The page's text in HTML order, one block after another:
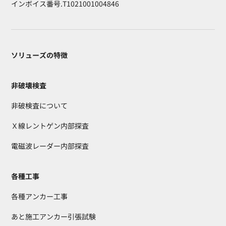
インボイス番号.T1021001004846
ソリューズの特徴
非破壊検査
非破検査について
Ｘ線レントゲン内部探査
電磁波レーダー内部探査
各種工事
各種アンカー工事
あと施工アンカー引張試験